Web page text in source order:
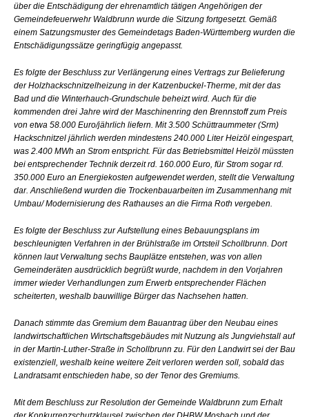
über die Entschädigung der ehrenamtlich tätigen Angehörigen der
Gemeindefeuerwehr Waldbrunn wurde die Sitzung fortgesetzt. Gemäß
einem Satzungsmuster des Gemeindetags Baden-Württemberg wurden die
Entschädigungssätze geringfügig angepasst.
Es folgte der Beschluss zur Verlängerung eines Vertrags zur Belieferung
der Holzhackschnitzelheizung in der Katzenbuckel-Therme, mit der das
Bad und die Winterhauch-Grundschule beheizt wird. Auch für die
kommenden drei Jahre wird der Maschinenring den Brennstoff zum Preis
von etwa 58.000 Euro/jährlich liefern. Mit 3.500 Schüttraummeter (Srm)
Hackschnitzel jährlich werden mindestens 240.000 Liter Heizöl eingespart,
was 2.400 MWh an Strom entspricht. Für das Betriebsmittel Heizöl müssten
bei entsprechender Technik derzeit rd. 160.000 Euro, für Strom sogar rd.
350.000 Euro an Energiekosten aufgewendet werden, stellt die Verwaltung
dar. Anschließend wurden die Trockenbauarbeiten im Zusammenhang mit
Umbau/ Modernisierung des Rathauses an die Firma Roth vergeben.
Es folgte der Beschluss zur Aufstellung eines Bebauungsplans im
beschleunigten Verfahren in der Brühlstraße im Ortsteil Schollbrunn. Dort
können laut Verwaltung sechs Bauplätze entstehen, was von allen
Gemeinderäten ausdrücklich begrüßt wurde, nachdem in den Vorjahren
immer wieder Verhandlungen zum Erwerb entsprechender Flächen
scheiterten, weshalb bauwillige Bürger das Nachsehen hatten.
Danach stimmte das Gremium dem Bauantrag über den Neubau eines
landwirtschaftlichen Wirtschaftsgebäudes mit Nutzung als Jungviehstall auf
in der Martin-Luther-Straße in Schollbrunn zu. Für den Landwirt sei der Bau
existenziell, weshalb keine weitere Zeit verloren werden soll, sobald das
Landratsamt entschieden habe, so der Tenor des Gremiums.
Mit dem Beschluss zur Resolution der Gemeinde Waldbrunn zum Erhalt